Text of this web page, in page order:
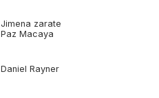
Jimena zarate
Paz Macaya
Daniel Rayner